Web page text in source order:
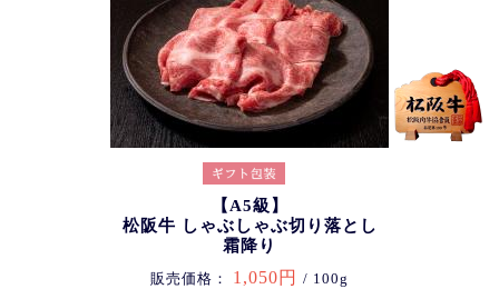
【A5級】
松阪牛 しゃぶしゃぶ切り落とし
霜降り
販売価格： 1,050円 / 100g